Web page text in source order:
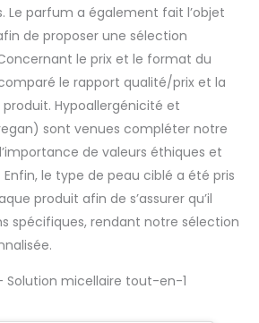
Le parfum a également fait l’objet
de proposer une sélection
le prix et le format du
le rapport qualité/prix et la
Hypoallergénicité et
sont venues compléter notre
de valeurs éthiques et
le type de peau ciblé a été pris
produit afin de s’assurer qu’il
spécifiques, rendant notre sélection
Solution micellaire tout-en-1